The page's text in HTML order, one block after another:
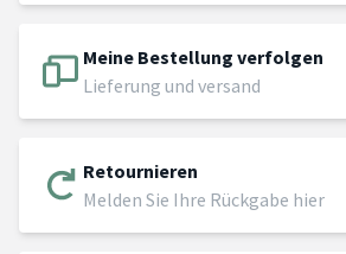
Meine Bestellung verfolgen
Lieferung und versand
Retournieren
Melden Sie Ihre Rückgabe hier